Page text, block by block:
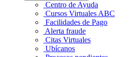
Centro de Ayuda
Cursos Virtuales ABC
Facilidades de Pago
Alerta fraude
Citas Virtuales
Ubícanos